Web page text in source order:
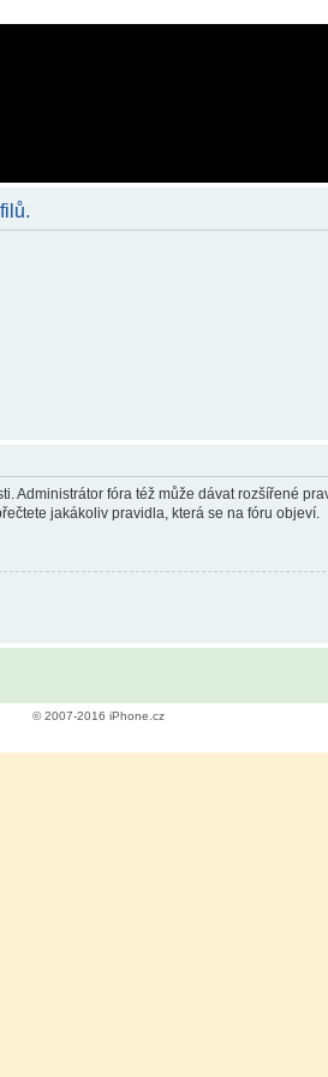
fóra též může dávat rozšířené
jakákoliv pravidla, která se na fóru objeví.
© 2007-2016 iPhone.cz